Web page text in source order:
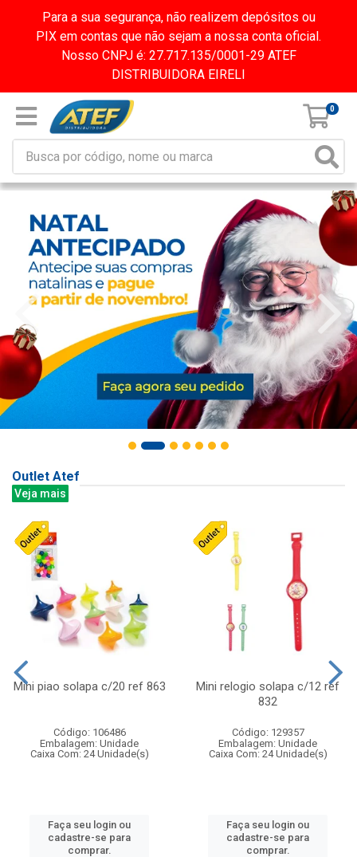
Para a sua segurança, não realizem depósitos ou
PIX em contas que não sejam a nossa conta oficial.
Nosso CNPJ é: 27.717.135/0001-29 ATEF
DISTRIBUIDORA EIRELI
0
Outlet Atef
Veja mais
Mini piao solapa c/20 ref 863
Código: 106486
Embalagem: Unidade
Caixa Com: 24 Unidade(s)
Faça seu login ou
cadastre-se para
comprar.
Mini relogio solapa c/12 ref
832
Código: 129357
Embalagem: Unidade
Caixa Com: 24 Unidade(s)
Faça seu login ou
cadastre-se para
comprar.